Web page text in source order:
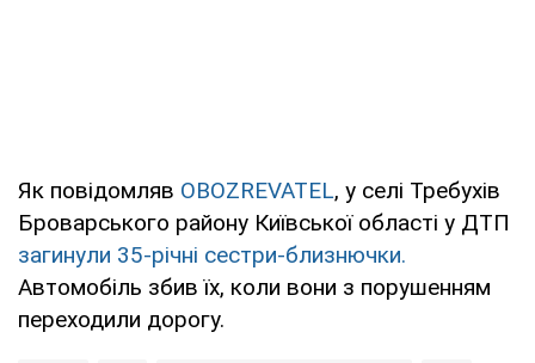
Як повідомляв OBOZREVATEL, у селі Требухів
Броварського району Київської області у ДТП
загинули 35-річні сестри-близнючки.
Автомобіль збив їх, коли вони з порушенням
переходили дорогу.